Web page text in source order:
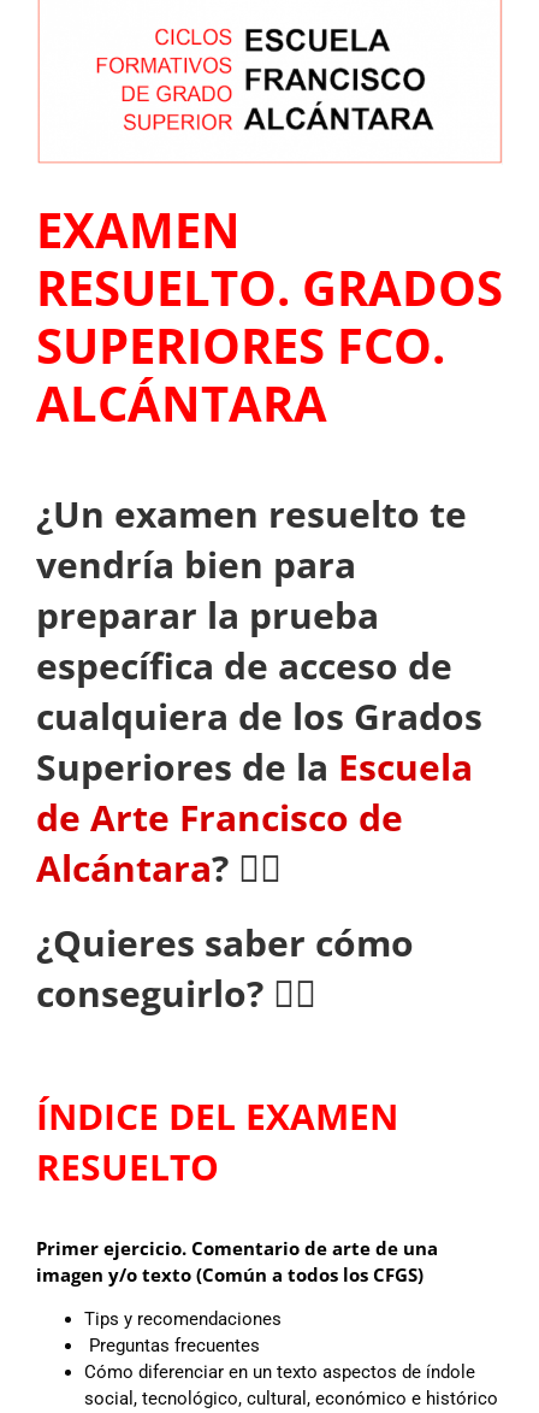
EXAMEN
RESUELTO. GRADOS
SUPERIORES FCO.
ALCÁNTARA
¿Un examen resuelto te
vendría bien para
preparar la prueba
específica de acceso de
cualquiera de los Grados
Superiores de la Escuela
de Arte Francisco de
Alcántara? 👌🏼
¿Quieres saber cómo
conseguirlo? 👍🏼
ÍNDICE DEL EXAMEN
RESUELTO
Primer ejercicio. Comentario de arte de una
imagen y/o texto (Común a todos los CFGS)
Tips y recomendaciones
Preguntas frecuentes
Cómo diferenciar en un texto aspectos de índole
social, tecnológico, cultural, económico e histórico